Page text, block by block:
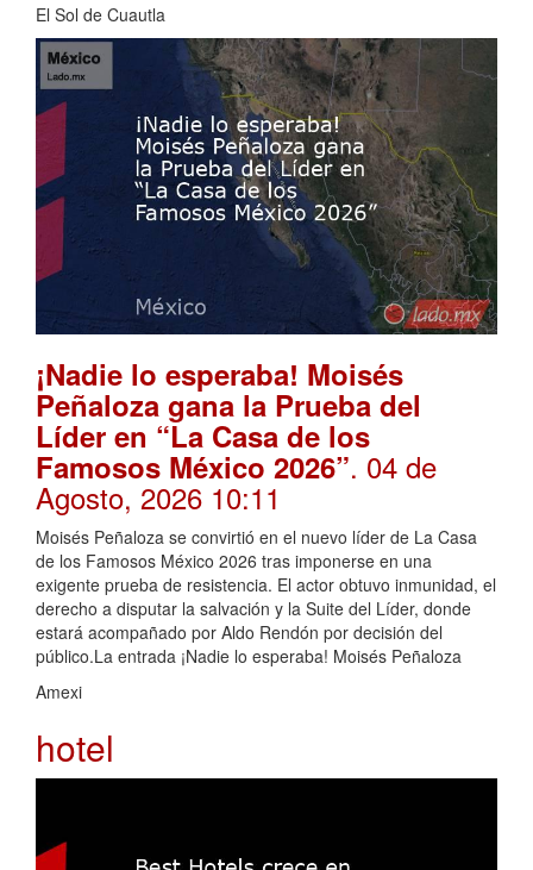
El Sol de Cuautla
¡Nadie lo esperaba! Moisés
Peñaloza gana la Prueba del
Líder en “La Casa de los
Famosos México 2026”. 04 de
Agosto, 2026 10:11
Moisés Peñaloza se convirtió en el nuevo líder de La Casa
de los Famosos México 2026 tras imponerse en una
exigente prueba de resistencia. El actor obtuvo inmunidad, el
derecho a disputar la salvación y la Suite del Líder, donde
estará acompañado por Aldo Rendón por decisión del
público.La entrada ¡Nadie lo esperaba! Moisés Peñaloza
Amexi
hotel